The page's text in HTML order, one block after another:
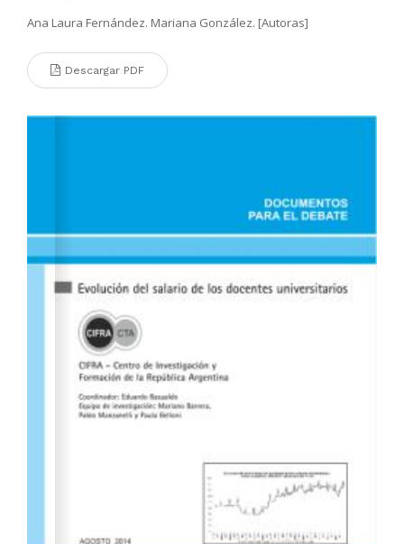
Ana Laura Fernández. Mariana González. [Autoras]
Descargar PDF